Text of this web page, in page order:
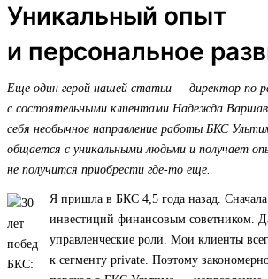
Уникальный опыт
и персональное
Еще один герой нашей статьи — директор по
с состоятельными клиентами Надежда
себя необычное направление работы БКС
общается с уникальными людьми и получает
не получится приобрести где-то еще.
Я пришла в БКС 4,5 года назад.
инвестиций финансовым советником.
управленческие роли. Мои клиенты
к сегменту private. Поэтому